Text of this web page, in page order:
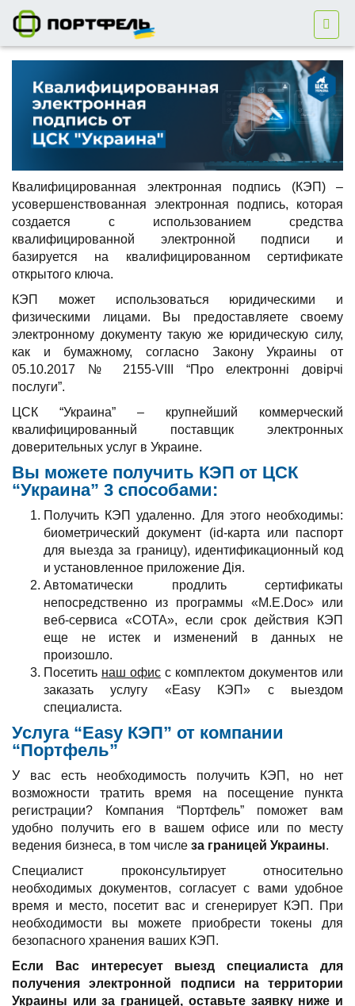
Квалифицированная электронная подпись (КЭП)
–
усовершенствованная
электронная подпись,
которая
создается
с использованием
средства
квалифицированной
электронной подписи
и
базируется
на квалифицированном
сертификате
открытого ключа.
КЭП
может использоваться юридическими и
физическими лицами. Вы предоставляете своему
электронному документу такую же юридическую силу,
как и бумажному, согласно Закону Украины от
05.10.2017 № 2155-VIII “Про електронні довірчі
послуги”.
ЦСК “Украина” – крупнейший коммерческий
квалифицированный поставщик электронных
доверительных услуг в Украине.
Вы можете получить КЭП от ЦСК
“Украина” 3 способами:
Получить КЭП удаленно. Для этого необходимы:
биометрический документ (id-карта или паспорт
для выезда за границу), идентификационный код
и установленное приложение Дія.
Автоматически продлить сертификаты
непосредственно из программы «M.E.Doc» или
веб-сервиса «СОТА», если срок действия КЭП
еще не истек и изменений в данных не
произошло.
Посетить наш офис с комплектом документов или
заказать услугу «Easy КЭП» с выездом
специалиста.
Услуга “Easy КЭП” от компании
“Портфель”
У вас есть необходимость получить КЭП, но нет
возможности тратить время на посещение пункта
регистрации? Компания “Портфель” поможет вам
удобно получить его в вашем офисе или по месту
ведения бизнеса, в том числе за границей Украины.
Специалист проконсультирует относительно
необходимых документов, согласует с вами удобное
время и место, посетит вас и сгенерирует КЭП. При
необходимости вы можете приобрести токены для
безопасного хранения ваших КЭП.
Если Вас интересует выезд специалиста для
получения электронной подписи на территории
Украины или за границей, оставьте заявку ниже и